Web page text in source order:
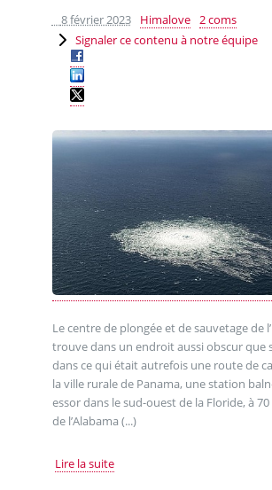
8 février 2023 Himalove 2 coms
Signaler ce contenu à notre équipe
Le centre de plongée et de sauvetage de
trouve dans un endroit aussi obscur que
dans ce qui était autrefois une route de
la ville rurale de Panama, une station
essor dans le sud-ouest de la Floride, à
de l’Alabama (...)
Lire la suite